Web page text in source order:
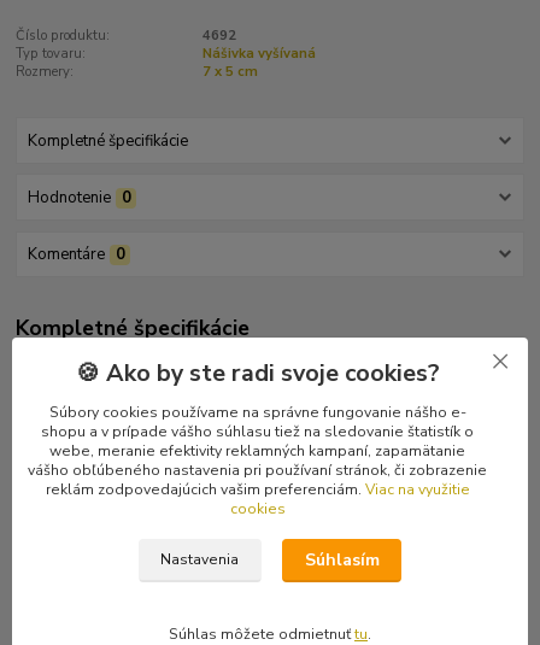
Číslo produktu:
4692
Typ tovaru:
Nášivka vyšívaná
Rozmery:
7 x 5 cm
Kompletné špecifikácie
Hodnotenie 0
Komentáre 0
Kompletné špecifikácie
Česká zástava vo veľkosti 7 x 5 cm.
Tovar zaradený v kategóriách
🍪 Ako by ste radi svoje cookies?
Súbory cookies používame na správne fungovanie nášho e-
shopu a v prípade vášho súhlasu tiež na sledovanie štatistík o
webe, meranie efektivity reklamných kampaní, zapamätanie
vášho obľúbeného nastavenia pri používaní stránok, či zobrazenie
reklám zodpovedajúcich vašim preferenciám. Viac na využitie
cookies
Nastavenia Súhlasím
Súhlas môžete odmietnuťtu.